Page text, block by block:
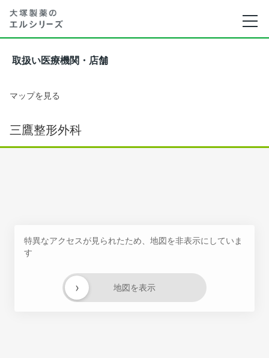
取扱い医療機関・店舗
マップを見る
三鷹整形外科
特異なアクセスが見られたため、地図を非表示にしていま
す
地図を表示
›